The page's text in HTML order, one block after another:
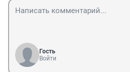
Гость
Войти